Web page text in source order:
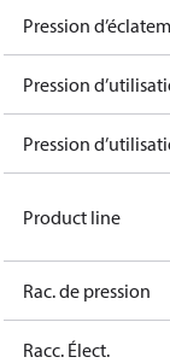
R448AR449A R452A
R448AR449A R452A
Pression
Pression
Pression
Product line
Rac. de pression
Racc. Élect.